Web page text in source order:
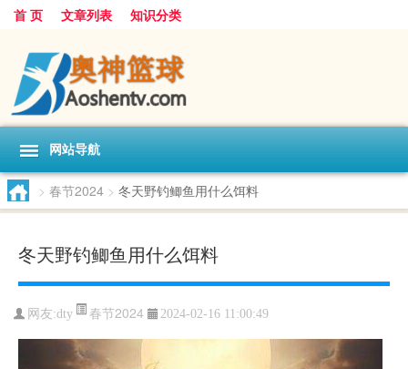
首 页 文章列表 知识分类
网站导航
> 春节2024 > 冬天野钓鲫鱼用什么饵料
冬天野钓鲫鱼用什么饵料
网友:dty 春节2024 2024-02-16 11:00:49